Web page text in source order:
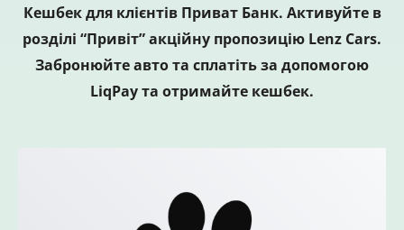
Кешбек для клієнтів Приват Банк. Активуйте в
розділі “Привіт” акційну пропозицію Lenz Cars.
Забронюйте авто та сплатіть за допомогою
LiqPay та отримайте кешбек.